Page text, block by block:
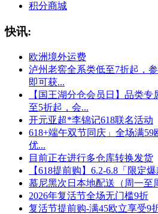
积分商城
快讯:
欧洲境外运费
泸州老窖全系类低至7折起，
即可获...
【国王湖分仓会员日】品类
至5折起，会...
开元亚超*李锦记618联名活动
618+端午双节同庆」全场满59
优...
目前正在进行多仓库转换发货
【618提前购】6.2-6.8「限定
慕尼黑次日本地配送（周一至
2026年复活节全场无门槛9折
复活节提前购-满45欧立享受9